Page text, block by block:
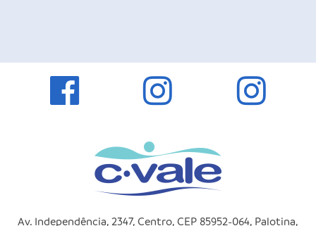
Av. Independência, 2347, Centro, CEP 85952-064, Palotina,